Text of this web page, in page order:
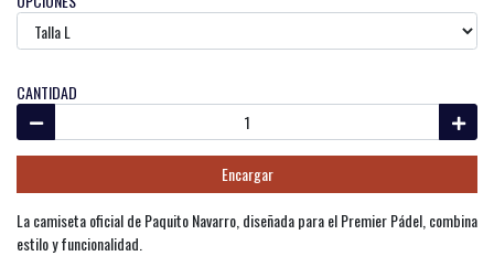
CANTIDAD
Encargar
La camiseta oficial de Paquito Navarro, diseñada para el Premier Pádel, combina
estilo y funcionalidad.